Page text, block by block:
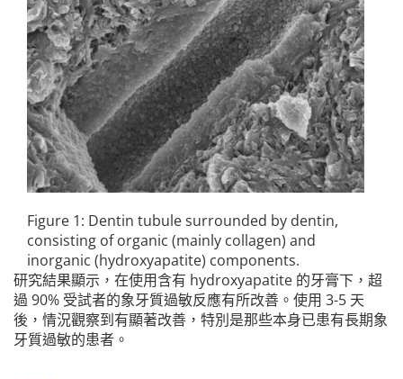
Figure 1: Dentin tubule surrounded by dentin,
consisting of organic (mainly collagen) and
inorganic (hydroxyapatite) components.
研究結果顯示，在使用含有 hydroxyapatite 的牙膏下，超
過 90% 受試者的象牙質過敏反應有所改善。使用 3-5 天
後，情況觀察到有顯著改善，特別是那些本身已患有長期象
牙質過敏的患者。